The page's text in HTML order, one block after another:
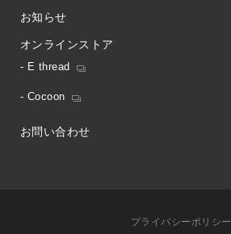
お知らせ
オンラインストア
- E thread
- Cocoon
お問い合わせ
プライバシーポリシー